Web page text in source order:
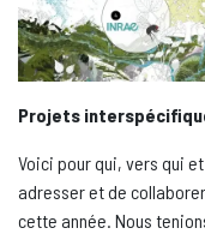
Projets
Voici pour qui, vers qui
adresser et de
cette année. Nous